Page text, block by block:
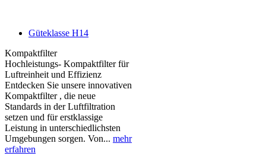
Güteklasse H14
Kompaktfilter
Hochleistungs- Kompaktfilter für
Luftreinheit und Effizienz
Entdecken Sie unsere innovativen
Kompaktfilter , die neue
Standards in der Luftfiltration
setzen und für erstklassige
Leistung in unterschiedlichsten
Umgebungen sorgen. Von... mehr
erfahren